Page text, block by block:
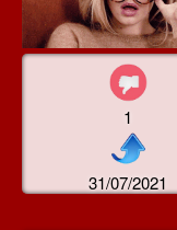
1
31/07/2021